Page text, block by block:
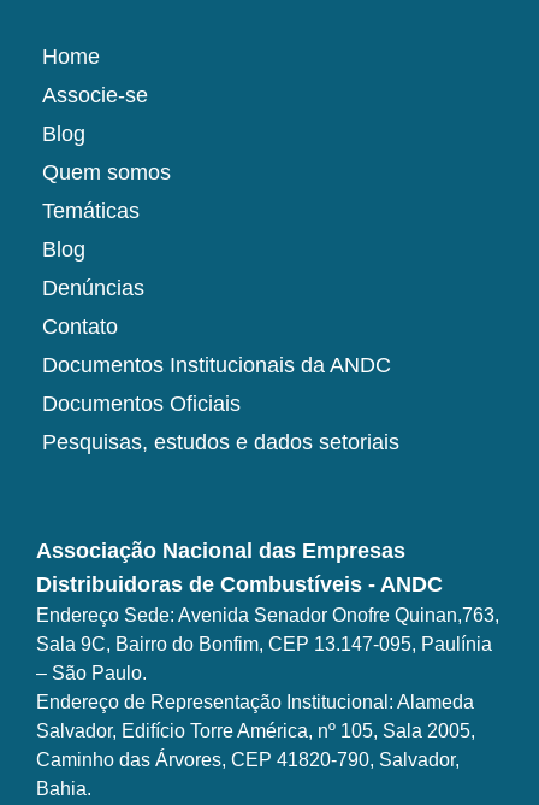
Home
Associe-se
Blog
Quem somos
Temáticas
Blog
Denúncias
Contato
Documentos Institucionais da ANDC
Documentos Oficiais
Pesquisas, estudos e dados setoriais
Associação Nacional das Empresas
Distribuidoras de Combustíveis - ANDC
Endereço Sede: Avenida Senador Onofre Quinan,763,
Sala 9C, Bairro do Bonfim, CEP 13.147-095, Paulínia
– São Paulo.
Endereço de Representação Institucional: Alameda
Salvador, Edifício Torre América, nº 105, Sala 2005,
Caminho das Árvores, CEP 41820-790, Salvador,
Bahia.